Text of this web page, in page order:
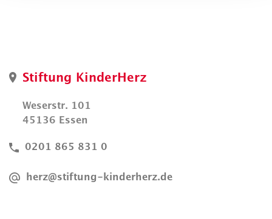
Stiftung KinderHerz
Weserstr. 101
45136 Essen
0201 865 831 0
herz@stiftung-kinderherz.de